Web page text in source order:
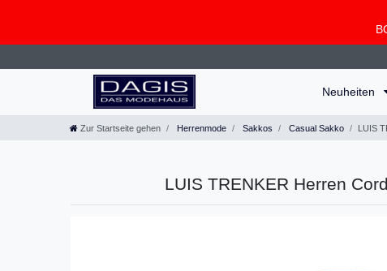
Neuheiten
Zur Startseite gehen Herrenmode Sakkos Casual Sakko LUIS
LUIS TRENKER Herren